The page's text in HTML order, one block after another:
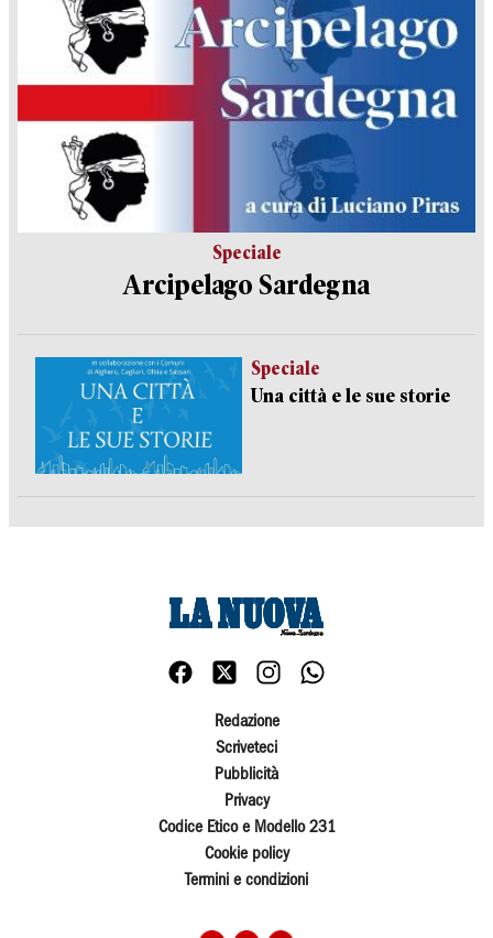
Speciale
Arcipelago Sardegna
Speciale
Una città e le sue storie
Redazione
Scriveteci
Pubblicità
Privacy
Codice Etico e Modello 231
Cookie policy
Termini e condizioni